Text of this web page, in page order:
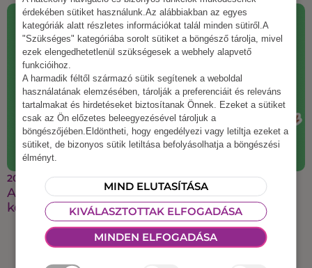
2025 augusztus 21.
A legmenőbb őszi csapatépítő ötletek, amiket a
kollégáid imádni fognak
érdekében sütiket használunk.Az alábbiakban az egyes
kategóriák alatt részletes információkat talál minden sütiről.A
"Szükséges" kategóriába sorolt sütiket a böngésző tárolja, mivel
ezek elengedhetetlenül szükségesek a webhely alapvető
funkcióihoz.
A harmadik féltől származó sütik segítenek a weboldal
használatának elemzésében, tárolják a preferenciáit és releváns
tartalmakat és hirdetéseket biztosítanak Önnek. Ezeket a sütiket
csak az Ön előzetes beleegyezésével tároljuk a
böngészőjében.Eldöntheti, hogy engedélyezi vagy letiltja ezeket a
sütiket, de bizonyos sütik letiltása befolyásolhatja a böngészési
élményt.
MIND ELUTASÍTÁSA
KIVÁLASZTOTTAK ELFOGADÁSA
MINDEN ELFOGADÁSA